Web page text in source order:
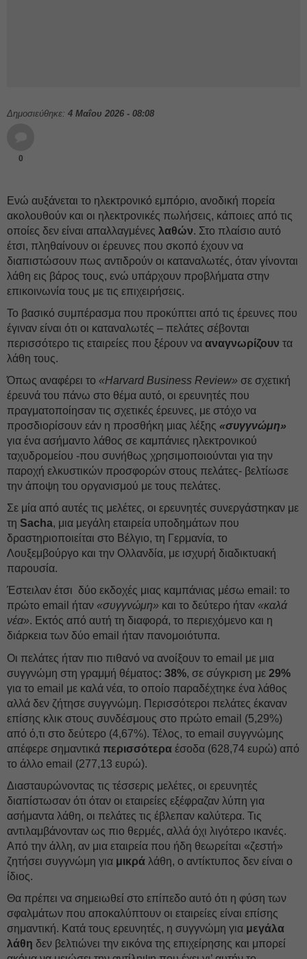
Δημοσιεύθηκε: 4 Μαΐου 2026 - 08:08
0
Ενώ αυξάνεται το ηλεκτρονικό εμπόριο, ανοδική πορεία
ακολουθούν και οι ηλεκτρονικές πωλήσεις, κάποιες από τις
οποίες δεν είναι απαλλαγμένες λαθών. Στο πλαίσιο αυτό
έτσι, πληθαίνουν οι έρευνες που σκοπό έχουν να
διαπιστώσουν πως αντιδρούν οι καταναλωτές, όταν γίνονται
λάθη εις βάρος τους, ενώ υπάρχουν προβλήματα στην
επικοινωνία τους με τις επιχειρήσεις.
Το βασικό συμπέρασμα που προκύπτει από τις έρευνες που
έγιναν είναι ότι οι καταναλωτές – πελάτες σέβονται
περισσότερο τις εταιρείες που ξέρουν να αναγνωρίζουν τα
λάθη τους.
Όπως αναφέρει το «Harvard Business Review» σε σχετική
έρευνά του πάνω στο θέμα αυτό, οι ερευνητές που
πραγματοποίησαν τις σχετικές έρευνες, με στόχο να
προσδιορίσουν εάν η προσθήκη μιας λέξης «συγγνώμη»
για ένα ασήμαντο λάθος σε καμπάνιες ηλεκτρονικού
ταχυδρομείου -που συνήθως χρησιμοποιούνται για την
παροχή ελκυστικών προσφορών στους πελάτες- βελτίωσε
την άποψη του οργανισμού με τους πελάτες.
Σε μία από αυτές τις μελέτες, οι ερευνητές συνεργάστηκαν με
τη Sacha, μια μεγάλη εταιρεία υποδημάτων που
δραστηριοποιείται στο Βέλγιο, τη Γερμανία, το
Λουξεμβούργο και την Ολλανδία, με ισχυρή διαδικτυακή
παρουσία.
Έστειλαν έτσι δύο εκδοχές μιας καμπάνιας μέσω email: το
πρώτο email ήταν «συγγνώμη» και το δεύτερο ήταν «καλά
νέα». Εκτός από αυτή τη διαφορά, το περιεχόμενο και η
διάρκεια των δύο email ήταν πανομοιότυπα.
Οι πελάτες ήταν πιο πιθανό να ανοίξουν το email με μια
συγγνώμη στη γραμμή θέματος: 38%, σε σύγκριση με 29%
για το email με καλά νέα, το οποίο παραδέχτηκε ένα λάθος
αλλά δεν ζήτησε συγγνώμη. Περισσότεροι πελάτες έκαναν
επίσης κλικ στους συνδέσμους στο πρώτο email (5,29%)
από ό,τι στο δεύτερο (4,67%). Τέλος, το email συγγνώμης
απέφερε σημαντικά περισσότερα έσοδα (628,74 ευρώ) από
το άλλο email (277,13 ευρώ).
Διασταυρώνοντας τις τέσσερις μελέτες, οι ερευνητές
διαπίστωσαν ότι όταν οι εταιρείες εξέφραζαν λύπη για
ασήμαντα λάθη, οι πελάτες τις έβλεπαν καλύτερα. Τις
αντιλαμβάνονταν ως πιο θερμές, αλλά όχι λιγότερο ικανές.
Από την άλλη, αν μια εταιρεία που ήδη θεωρείται «ζεστή»
ζητήσει συγγνώμη για μικρά λάθη, ο αντίκτυπος δεν είναι ο
ίδιος.
Θα πρέπει να σημειωθεί στο επίπεδο αυτό ότι η φύση των
σφαλμάτων που αποκαλύπτουν οι εταιρείες είναι επίσης
σημαντική. Κατά τους ερευνητές, η συγγνώμη για μεγάλα
λάθη δεν βελτιώνει την εικόνα της επιχείρησης και μπορεί